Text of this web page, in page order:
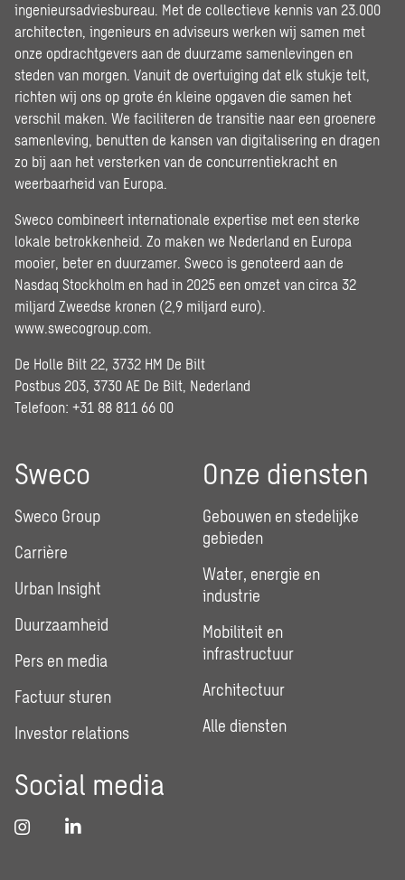
ingenieursadviesbureau. Met de collectieve kennis van 23.000
architecten, ingenieurs en adviseurs werken wij samen met
onze opdrachtgevers aan de duurzame samenlevingen en
steden van morgen. Vanuit de overtuiging dat elk stukje telt,
richten wij ons op grote én kleine opgaven die samen het
verschil maken. We faciliteren de transitie naar een groenere
samenleving, benutten de kansen van digitalisering en dragen
zo bij aan het versterken van de concurrentiekracht en
weerbaarheid van Europa.
Sweco combineert internationale expertise met een sterke
lokale betrokkenheid. Zo maken we Nederland en Europa
mooier, beter en duurzamer. Sweco is genoteerd aan de
Nasdaq Stockholm en had in 2025 een omzet van circa 32
miljard Zweedse kronen (2,9 miljard euro).
www.swecogroup.com
De Holle Bilt 22, 3732 HM De Bilt
Postbus 203, 3730 AE De Bilt, Nederland
Telefoon: +31 88 811 66 00
Sweco
Sweco Group
Carrière
Urban Insight
Duurzaamheid
Pers en media
Factuur sturen
Investor relations
Onze diensten
Gebouwen en stedelijke
gebieden
Water, energie en
industrie
Mobiliteit en
infrastructuur
Architectuur
Alle diensten
Social media